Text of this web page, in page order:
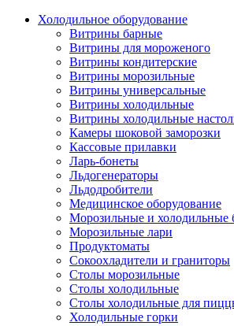
Холодильное оборудование
Витрины барные
Витрины для мороженого
Витрины кондитерские
Витрины морозильные
Витрины универсальные
Витрины холодильные
Витрины холодильные
Камеры шоковой заморозки
Кассовые прилавки
Ларь-бонеты
Льдогенераторы
Льдодробители
Медицинское оборудование
Морозильные и холодильные
Морозильные лари
Продуктоматы
Сокоохладители и граниторы
Столы морозильные
Столы холодильные
Столы холодильные для
Холодильные горки